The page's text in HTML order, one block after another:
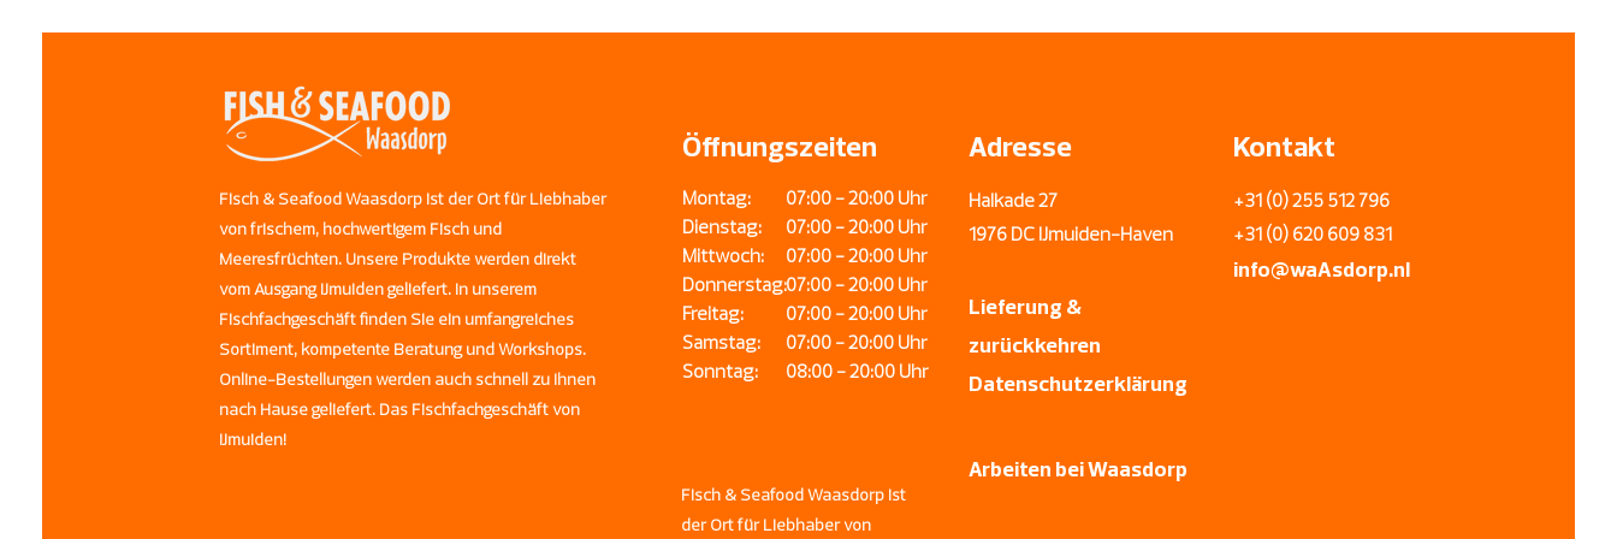
Zwanenburg und Amsterdam.
Fisch & Seafood Waasdorp ist der Ort für Liebhaber
von frischem, hochwertigem Fisch und
Meeresfrüchten. Unsere Produkte werden direkt
vom Ausgang IJmuiden geliefert. In unserem
Fischfachgeschäft finden Sie ein umfangreiches
Sortiment, kompetente Beratung und Workshops.
Online-Bestellungen werden auch schnell zu Ihnen
nach Hause geliefert. Das Fischfachgeschäft von
IJmuiden!
Öffnungszeiten Adresse
Montag:
Dienstag:
Mittwoch:
Donnerstag:
Freitag:
Samstag:
Sonntag:
07:00 - 20:00 Uhr
07:00 - 20:00 Uhr
07:00 - 20:00 Uhr
07:00 - 20:00 Uhr
07:00 - 20:00 Uhr
07:00 - 20:00 Uhr
08:00 - 20:00 Uhr
Halkade 27
1976 DC IJmuiden-Haven
Lieferung &
zurückkehren
Datenschutzerklärung
Kontakt
+31 (0) 255 512 796
+31 (0) 620 609 831
info@waAsdorp.nl
Fisch & Seafood Waasdorp ist
der Ort für Liebhaber von
Arbeiten bei Waasdorp